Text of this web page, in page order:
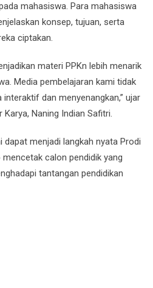
mahasiswa. Para mahasiswa
konsep, tujuan, serta
ciptakan.
materi PPKn lebih menarik
Media pembelajaran kami tidak
dan menyenangkan,” ujar
Naning Indian Safitri.
dapat menjadi langkah nyata Prodi
mencetak calon pendidik yang
tantangan pendidikan